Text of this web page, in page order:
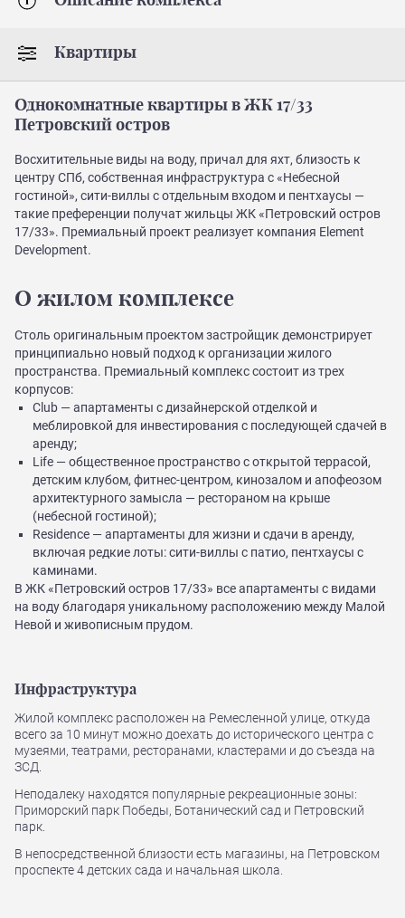
Квартиры
Однокомнатные квартиры в ЖК 17/33
Петровский остров
Восхитительные виды на воду, причал для яхт, близость к
центру СПб, собственная инфраструктура с «Небесной
гостиной», сити-виллы с отдельным входом и пентхаусы —
такие преференции получат жильцы ЖК «Петровский остров
17/33». Премиальный проект реализует компания Element
Development.
О жилом комплексе
Столь оригинальным проектом застройщик демонстрирует
принципиально новый подход к организации жилого
пространства. Премиальный комплекс состоит из трех
корпусов:
Club — апартаменты с дизайнерской отделкой и
меблировкой для инвестирования с последующей сдачей в
аренду;
Life — общественное пространство с открытой террасой,
детским клубом, фитнес-центром, кинозалом и апофеозом
архитектурного замысла — рестораном на крыше
(небесной гостиной);
Residence — апартаменты для жизни и сдачи в аренду,
включая редкие лоты: сити-виллы с патио, пентхаусы с
каминами.
В ЖК «Петровский остров 17/33» все апартаменты с видами
на воду благодаря уникальному расположению между Малой
Невой и живописным прудом.
Инфраструктура
Жилой комплекс расположен на Ремесленной улице, откуда
всего за 10 минут можно доехать до исторического центра с
музеями, театрами, ресторанами, кластерами и до съезда на
ЗСД.
Неподалеку находятся популярные рекреационные зоны:
Приморский парк Победы, Ботанический сад и Петровский
парк.
В непосредственной близости есть магазины, на Петровском
проспекте 4 детских сада и начальная школа.